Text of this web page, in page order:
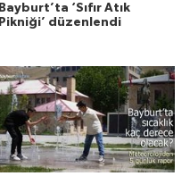
Bayburt’ta ‘Sıfır Atık
Pikniği’ düzenlendi